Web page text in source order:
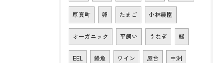
厚真町 卵 たまご 小林農園
オーガニック 平飼い うなぎ 鰻
EEL 鰻魚 ワイン 屋台 中洲